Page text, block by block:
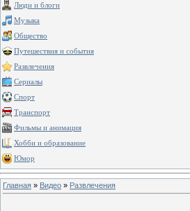
Люди и блоги
Музыка
Общество
Путешествия и события
Развлечения
Сериалы
Спорт
Транспорт
Фильмы и анимация
Хобби и образование
Юмор
Главная » Видео » Развлечения